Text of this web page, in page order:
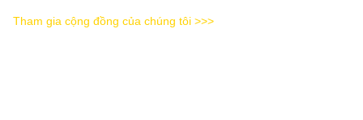
Tham gia cộng đồng của chúng tôi >>>